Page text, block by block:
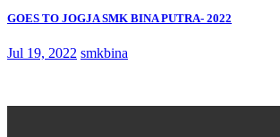
GOES TO JOGJA SMK BINA PUTRA- 2022
Jul 19, 2022 smkbina